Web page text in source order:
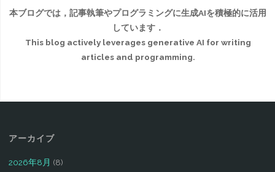
本ブログでは，記事執筆やプログラミングに生成AIを積極的に活用
しています．
This blog actively leverages generative AI for writing
articles and programming.
アーカイブ
2026年8月 (8)